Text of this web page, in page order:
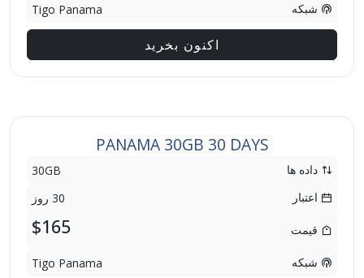
شبکه Tigo Panama
اکنون بخرید
PANAMA 30GB 30 DAYS
داده ها
30GB
اعتبار
30 روز
قیمت $165
شبکه Tigo Panama